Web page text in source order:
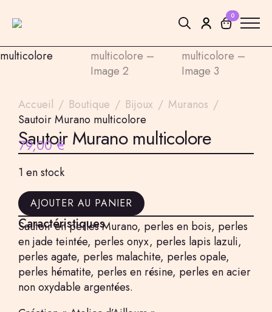
Search
for:
0
Accueil Boutique Bijoux
Muranos
Sautoir Murano multicolore
Sautoir Murano multicolore
79,00€
1 en stock
AJOUTER AU PANIER
Caractéristiques
Sautoir en perles Murano, perles en bois, perles
en jade teintée, perles onyx, perles lapis lazuli,
perles agate, perles malachite, perles opale,
perles hématite, perles en résine, perles en acier
non oxydable argentées.